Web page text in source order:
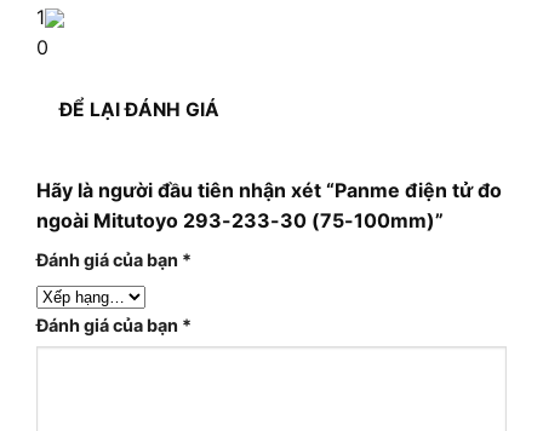
1
0
ĐỂ LẠI ĐÁNH GIÁ
Hãy là người đầu tiên nhận xét “Panme điện tử đo
ngoài Mitutoyo 293-233-30 (75-100mm)”
Đánh giá của bạn *
Đánh giá của bạn *